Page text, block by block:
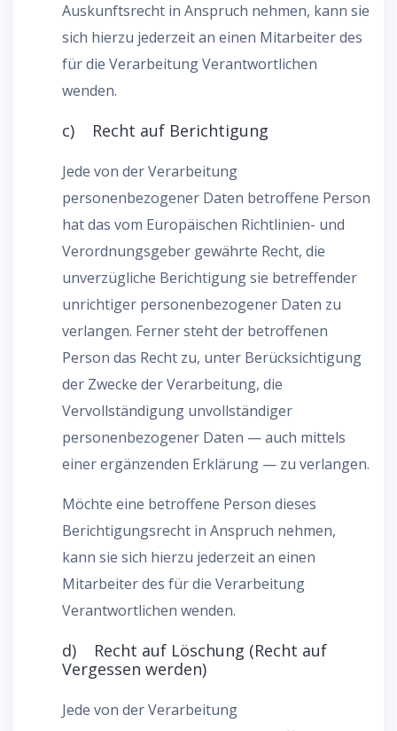
Auskunftsrecht in Anspruch nehmen, kann sie
sich hierzu jederzeit an einen Mitarbeiter des
für die Verarbeitung Verantwortlichen
wenden.
c) Recht auf Berichtigung
Jede von der Verarbeitung
personenbezogener Daten betroffene Person
hat das vom Europäischen Richtlinien- und
Verordnungsgeber gewährte Recht, die
unverzügliche Berichtigung sie betreffender
unrichtiger personenbezogener Daten zu
verlangen. Ferner steht der betroffenen
Person das Recht zu, unter Berücksichtigung
der Zwecke der Verarbeitung, die
Vervollständigung unvollständiger
personenbezogener Daten — auch mittels
einer ergänzenden Erklärung — zu verlangen.
Möchte eine betroffene Person dieses
Berichtigungsrecht in Anspruch nehmen,
kann sie sich hierzu jederzeit an einen
Mitarbeiter des für die Verarbeitung
Verantwortlichen wenden.
d) Recht auf Löschung (Recht auf
Vergessen werden)
Jede von der Verarbeitung